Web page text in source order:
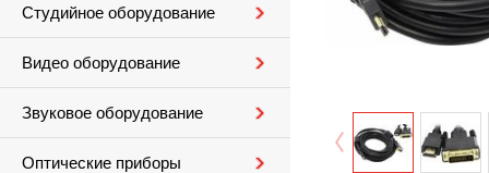
Студийное оборудование
Видео оборудование
Звуковое оборудование
Оптические приборы